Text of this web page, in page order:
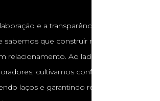
e a transparência em cada
que construir não é apenas
relacionamento. Ao lado de clientes,
cultivamos confiança, respeito e
laços e garantindo resultados que